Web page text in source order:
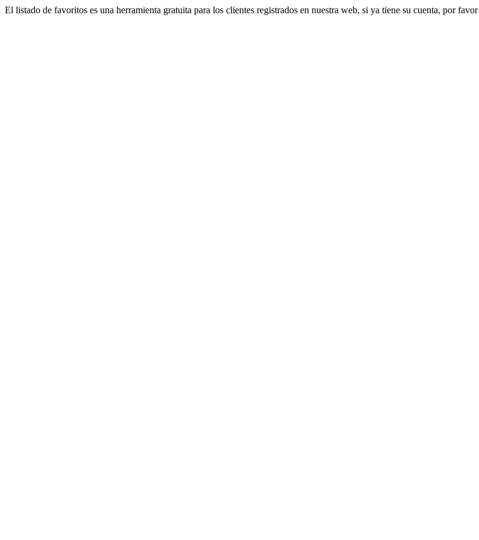
El listado de favoritos es una herramienta gratuita para los clientes registrados en nuestra web, si ya tiene su cuenta, por favor